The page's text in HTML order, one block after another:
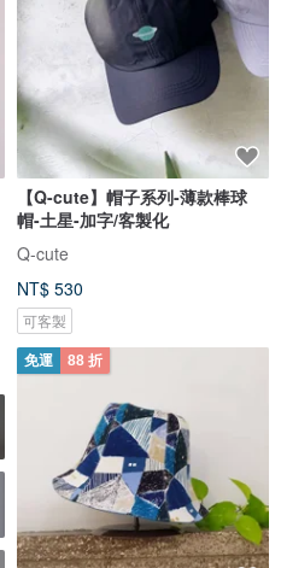
【Q-cute】帽子系列-薄款棒球
帽-土星-加字/客製化
Q-cute
NT$ 530
可客製
免運 88 折